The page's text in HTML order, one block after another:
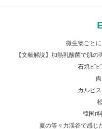
微生物ごと
【文献解説】加熱乳酸菌で肌
石焼ビ
カルビ
韓国r
夏の等々力渓谷で感じ